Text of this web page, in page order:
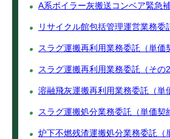
A系ボイラー灰搬送コンベア緊急
リサイクル館包括管理運営業務委
スラグ運搬再利用業務委託（単価
スラグ運搬再利用業務委託（その
溶融飛灰運搬再利用業務委託（単
スラグ運搬処分業務委託（単価契
炉下不燃残渣運搬処分業務委託（